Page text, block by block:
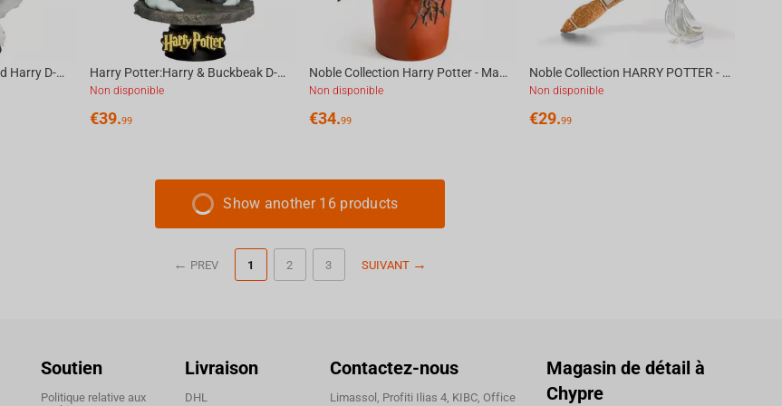
Harry Potter: Hagrid and Harry D-Stage Figure Harry Potter:Harry & Buckbeak D-Stage Figure
Non disponible
€39.99
Noble Collection Harry Potter - Magical Creatures #17 - Mandrake Figure
Non disponible
€34.99
Noble Collection HARRY POTTER - Toyllectible Treasures - Hedwig Figure
Non disponible
€29.99
Show another 16 products
PREV 1 2 3 SUIVANT
Soutien
Politique relative aux
Livraison
DHL
Contactez-nous
Limassol, Profiti Ilias 4, KIBC, Office
Magasin de détail à
Chypre